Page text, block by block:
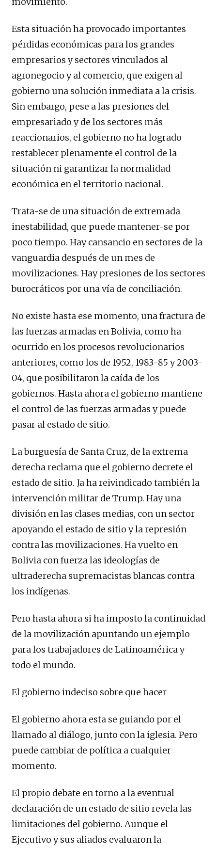
Esta situación ha provocado importantes
pérdidas económicas para los grandes
empresarios y sectores vinculados al
agronegocio y al comercio, que exigen al
gobierno una solución inmediata a la crisis.
Sin embargo, pese a las presiones del
empresariado y de los sectores más
reaccionarios, el gobierno no ha logrado
restablecer plenamente el control de la
situación ni garantizar la normalidad
económica en el territorio nacional.
Trata-se de una situación de extremada
inestabilidad, que puede mantener-se por
poco tiempo. Hay cansancio en sectores de la
vanguardia después de un mes de
movilizaciones. Hay presiones de los sectores
burocráticos por una vía de conciliación.
No existe hasta ese momento, una fractura de
las fuerzas armadas en Bolivia, como ha
ocurrido en los procesos revolucionarios
anteriores, como los de 1952, 1983-85 y 2003-
04, que posibilitaron la caída de los
gobiernos. Hasta ahora el gobierno mantiene
el control de las fuerzas armadas y puede
pasar al estado de sitio.
La burguesía de Santa Cruz, de la extrema
derecha reclama que el gobierno decrete el
estado de sitio. Ja ha reivindicado también la
intervención militar de Trump. Hay una
división en las clases medias, con un sector
apoyando el estado de sitio y la represión
contra las movilizaciones. Ha vuelto en
Bolivia con fuerza las ideologías de
ultraderecha supremacistas blancas contra
los indígenas.
Pero hasta ahora si ha imposto la continuidad
de la movilización apuntando un ejemplo
para los trabajadores de Latinoamérica y
todo el mundo.
El gobierno indeciso sobre que hacer
El gobierno ahora esta se guiando por el
llamado al diálogo, junto con la iglesia. Pero
puede cambiar de política a cualquier
momento.
El propio debate en torno a la eventual
declaración de un estado de sitio revela las
limitaciones del gobierno. Aunque el
Ejecutivo y sus aliados evaluaron la